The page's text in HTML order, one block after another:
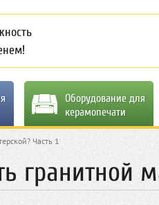
Оборудование для
керамопечати
Часть 1
гранитной